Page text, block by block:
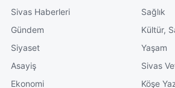
Sivas Haberleri
Gündem
Siyaset
Asayiş
Ekonomi
Sağlık
Kültür,
Yaşam
Sivas
Köşe